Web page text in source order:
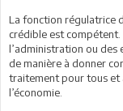
La fonction régulatrice
crédible est
l’administration ou des
de manière à donner
traitement pour tous et
l’économie.